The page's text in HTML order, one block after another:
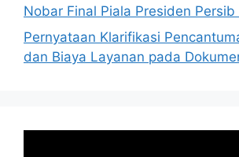
Nobar Final Piala Presiden
Pernyataan Klarifikasi
dan Biaya Layanan pada